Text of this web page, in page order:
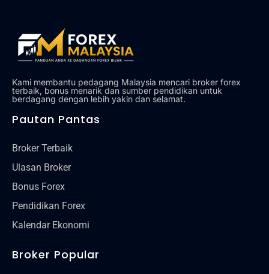
Kami membantu pedagang Malaysia mencari broker forex
terbaik, bonus menarik dan sumber pendidikan untuk
berdagang dengan lebih yakin dan selamat.
Pautan Pantas
Broker Terbaik
Ulasan Broker
Bonus Forex
Pendidikan Forex
Kalendar Ekonomi
Broker Popular